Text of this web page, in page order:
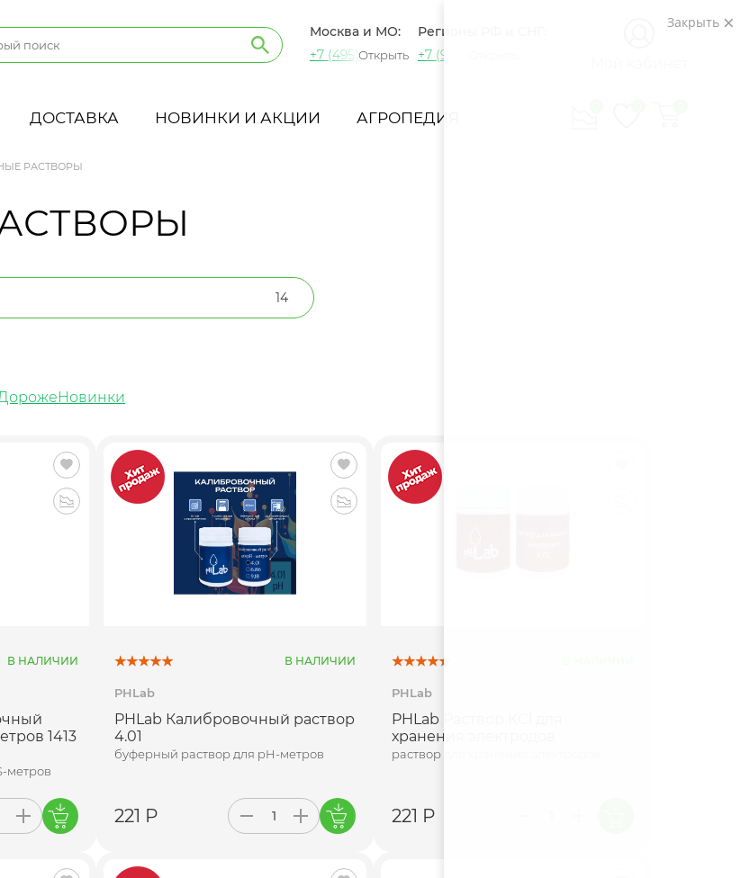
Москва и МО:
+7 (495) 721-60-15
Открыть
Регионы РФ и СНГ:
+7 (965) 420-10-10
ДОСТАВКА НОВИНКИ И АКЦИИ АГРОПЕДИЯ
РАСТВОРЫ
14
Новинки
В НАЛИЧИИ
1413
метров
В НАЛИЧИИ
PHLab
PHLab Калибровочный раствор
4.01
буферный раствор для pH-метров
221 Р
PHLab
PHLab Раствор KCl для
хранения электродов
раствор для хранения электродов
221 Р
Закрыть